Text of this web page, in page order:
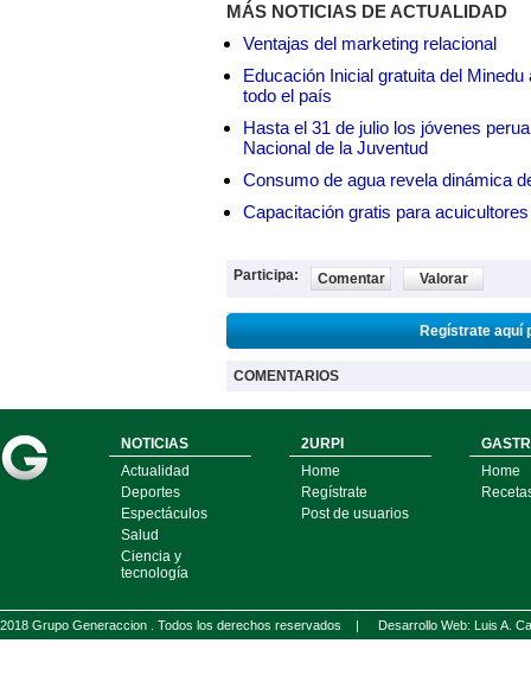
MÁS NOTICIAS DE ACTUALIDAD
Ventajas del marketing relacional
Educación Inicial gratuita del
todo el país
Hasta el 31 de julio los jóvenes
Nacional de la Juventud
Consumo de agua revela dinámica
Capacitación gratis para
Participa: Comentar Valorar
Regístrate aquí
COMENTARIOS
NOTICIAS
Actualidad
Deportes
Espectáculos
Salud
Ciencia y
tecnología
2URPI
Home
Regístrate
Post de usuarios
Home
2018 Grupo Generaccion . Todos los derechos reservados | Desarrollo Web: Luis